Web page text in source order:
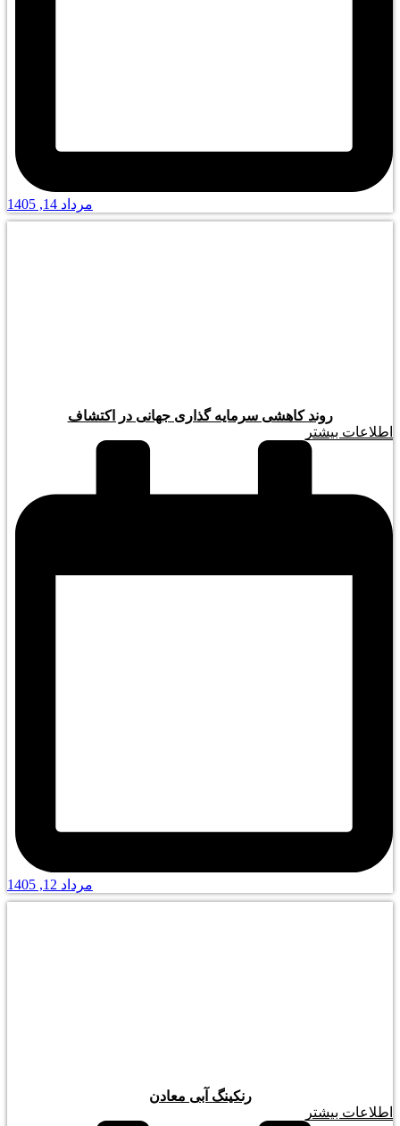
مرداد 14, 1405
روند کاهشی سرمایه گذاری جهانی در اکتشاف
اطلاعات بیشتر
مرداد 12, 1405
رنکینگ آبی معادن
اطلاعات بیشتر